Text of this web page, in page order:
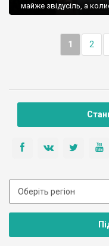
майже звідусіль, а
1 2